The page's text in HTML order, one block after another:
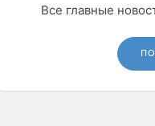
Все главные